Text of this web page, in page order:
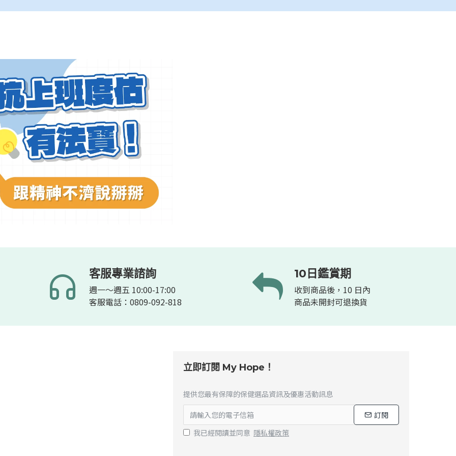
客服專業諮詢
週一～週五 10:00-17:00
客服電話：0809-092-818
10日鑑賞期
收到商品後，10 日內
商品未開封可退換貨
立即訂閱 My Hope！
提供您最有保障的保健選品資訊及優惠活動訊息
訂閱
我已經閱讀並同意 隱私權政策